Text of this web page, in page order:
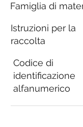
Famiglia di
Istruzioni per la
raccolta
Codice di
identificazione
alfanumerico